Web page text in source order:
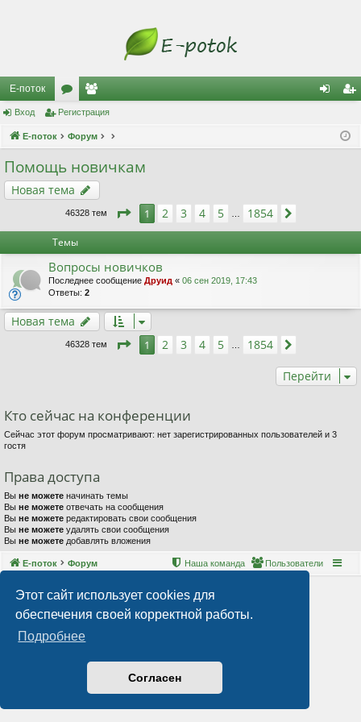
Этот сайт использует cookies для
обеспечения своей корректной работы.
Подробнее
Согласен
Е-поток
ор
ум
ол
ьз
ат
ел
и
ис
Вход Регистрация
Е-поток Форум
Помощь новичкам
Новая тема
46328 тем Страница из 1854
1 2 3 4 5 1854
Темы
Вопросы новичков
Последнее сообщение Друид « 06 сен 2019, 17:43
Ответы: 2
Новая тема
46328 тем Страница из 1854
1 2 3 4 5 1854
Перейти
Кто сейчас на конференции
Сейчас этот форум просматривают: нет зарегистрированных пользователей и 3
гостя
Права доступа
Вы не можете начинать темы
Вы не можете отвечать на сообщения
Вы не можете редактировать свои сообщения
Вы не можете удалять свои сообщения
Вы не можете добавлять вложения
Е-поток Форум Пользователи
Наша команда